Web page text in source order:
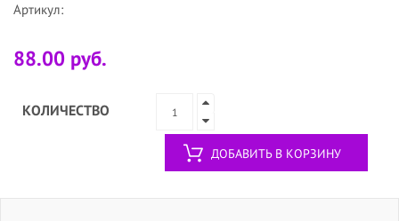
Артикул:
88.00 руб.
КОЛИЧЕСТВО
ДОБАВИТЬ В КОРЗИНУ